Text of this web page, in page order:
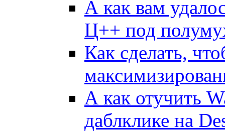
А как вам
Ц++ под
Как сделать,
А как отучить
даблклике на